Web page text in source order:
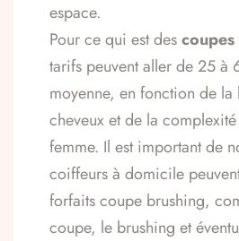
espace.
Pour ce qui est des
tarifs peuvent aller de 25 à
moyenne, en fonction de la
cheveux et de la
femme. Il est important de
coiffeurs à domicile
forfaits coupe brushing,
coupe, le brushing et